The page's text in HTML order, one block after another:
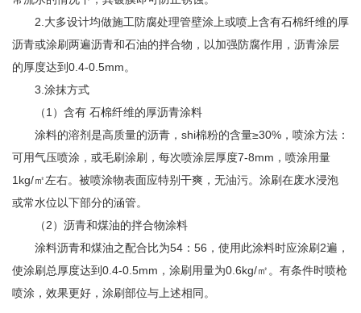
2.大多设计均做施工防腐处理管壁涂上或喷上含有石棉纤维的厚
沥青或涂刷两遍沥青和石油的拌合物，以加强防腐作用，沥青涂层
的厚度达到0.4-0.5mm。
3.涂抹方式
（1）含有 石棉纤维的厚沥青涂料
涂料的溶剂是高质量的沥青，shi棉粉的含量≥30%，喷涂方法：
可用气压喷涂，或毛刷涂刷，每次喷涂层厚度7-8mm，喷涂用量
1kg/㎡左右。被喷涂物表面应特别干爽，无油污。涂刷在废水浸泡
或常水位以下部分的涵管。
（2）沥青和煤油的拌合物涂料
涂料沥青和煤油之配合比为54：56，使用此涂料时应涂刷2遍，
使涂刷总厚度达到0.4-0.5mm，涂刷用量为0.6kg/㎡。有条件时喷枪
喷涂，效果更好，涂刷部位与上述相同。